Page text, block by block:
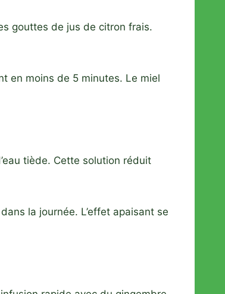
gouttes de jus de citron frais.
en moins de 5 minutes. Le miel
tiède. Cette solution réduit
la journée. L’effet apaisant se